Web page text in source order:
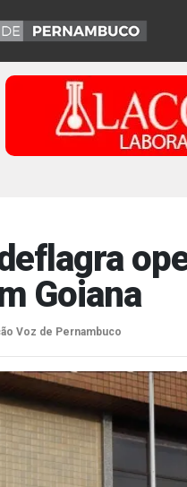
Goiana
Voz de Pernambuco